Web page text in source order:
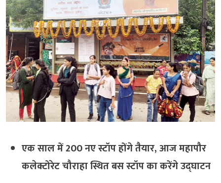
एक साल में 200 नए स्टॉप होंगे तैयार, आज महापौर
कलेक्टोरेट चौराहा स्थित बस स्टॉप का करेंगे उद्घाटन